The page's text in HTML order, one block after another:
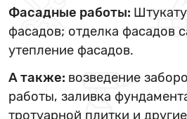
Фасадные работы:
фасадов; отделка фасадов
утепление фасадов.
А также: возведение
работы, заливка
тротуарной плитки и